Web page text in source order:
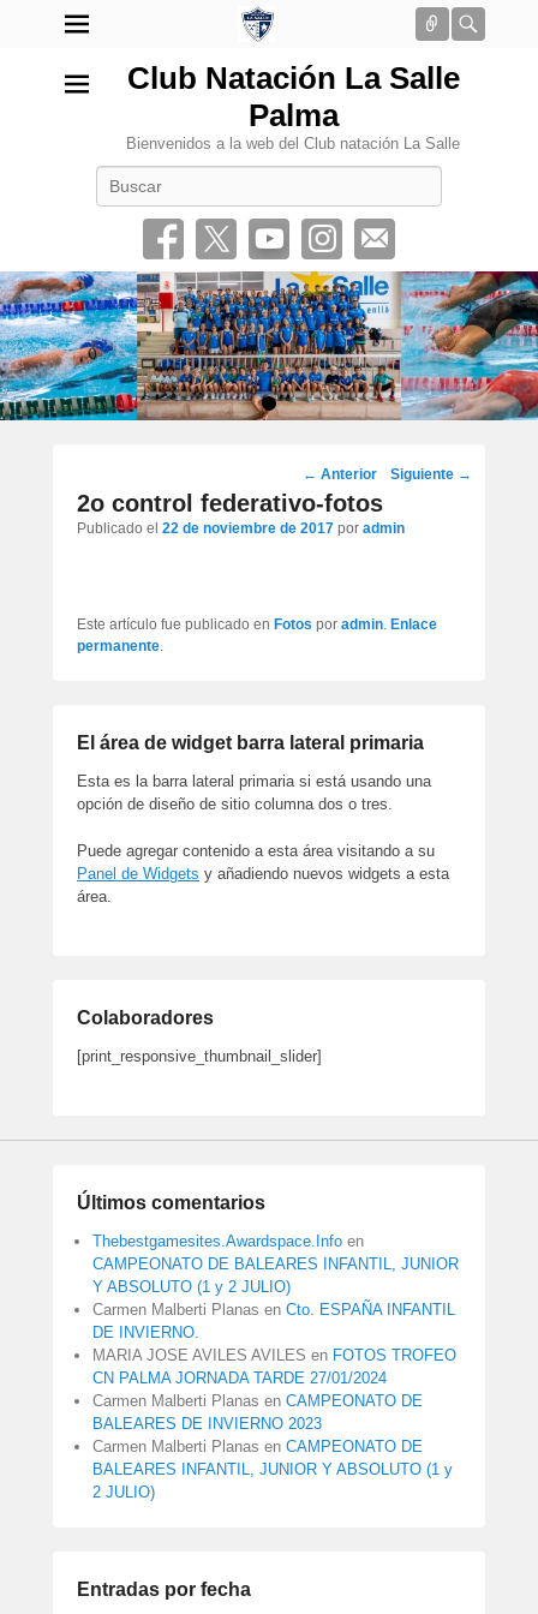
Conectar
Club Natación La Salle
Palma
Bienvenidos a la web del Club natación La Salle
•
Navegación
por
los
← Anterior Siguiente →
2o control federativo-fotos
Publicado el 22 de noviembre de 2017 por admin
Este artículo fue publicado en Fotos por admin. Enlace
permanente.
El área de widget barra lateral primaria
Esta es la barra lateral primaria si está usando una
opción de diseño de sitio columna dos o tres.
Puede agregar contenido a esta área visitando a su
Panel de Widgets y añadiendo nuevos widgets a esta
área.
Colaboradores
[print_responsive_thumbnail_slider]
Últimos comentarios
Thebestgamesites.Awardspace.Info en
CAMPEONATO DE BALEARES INFANTIL, JUNIOR
Y ABSOLUTO (1 y 2 JULIO)
Carmen Malberti Planas en Cto. ESPAÑA INFANTIL
DE INVIERNO.
MARIA JOSE AVILES AVILES en FOTOS TROFEO
CN PALMA JORNADA TARDE 27/01/2024
Carmen Malberti Planas en CAMPEONATO DE
BALEARES DE INVIERNO 2023
Carmen Malberti Planas en CAMPEONATO DE
BALEARES INFANTIL, JUNIOR Y ABSOLUTO (1 y
2 JULIO)
Entradas por fecha